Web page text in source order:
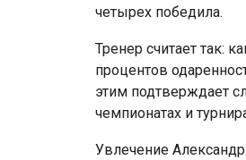
четырех победила.
Тренер считает так:
процентов
этим подтверждает
чемпионатах и
Увлечение